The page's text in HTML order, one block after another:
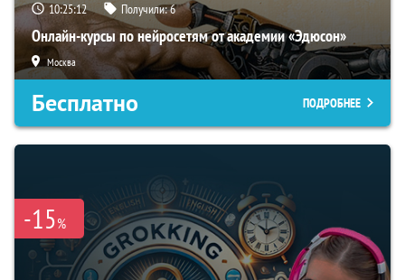
10:25:11 Получили:6
Онлайн-курсы по нейросетям от академии «Эдюсон»
Москва
Бесплатно ПОДРОБНЕЕ
-15%